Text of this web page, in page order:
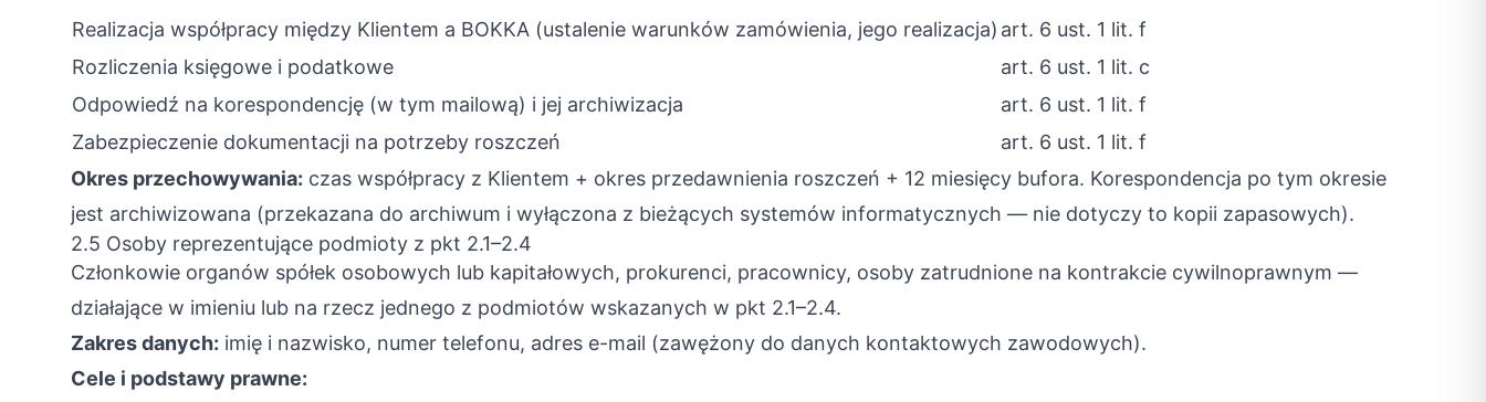
Realizacja współpracy między Klientem a BOKKA (ustalenie warunków zamówienia, jego realizacja) art. 6 ust. 1 lit. f
Rozliczenia księgowe i podatkowe
art. 6 ust. 1 lit. c
Odpowiedź na korespondencję (w tym mailową) i jej archiwizacja
art. 6 ust. 1 lit. f
Zabezpieczenie dokumentacji na potrzeby roszczeń
art. 6 ust. 1 lit. f
Okres przechowywania: czas współpracy z Klientem + okres przedawnienia roszczeń + 12 miesięcy bufora. Korespondencja po tym okresie
jest archiwizowana (przekazana do archiwum i wyłączona z bieżących systemów informatycznych — nie dotyczy to kopii zapasowych).
2.5 Osoby reprezentujące podmioty z pkt 2.1–2.4
Członkowie organów spółek osobowych lub kapitałowych, prokurenci, pracownicy, osoby zatrudnione na kontrakcie cywilnoprawnym —
działające w imieniu lub na rzecz jednego z podmiotów wskazanych w pkt 2.1–2.4.
Zakres danych: imię i nazwisko, numer telefonu, adres e-mail (zawężony do danych kontaktowych zawodowych).
Cele i podstawy prawne: